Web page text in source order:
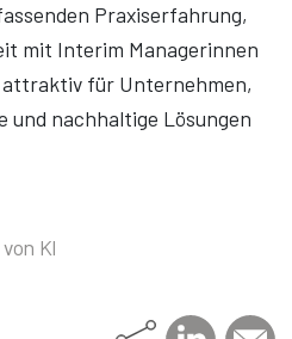
Praxiserfahrung,
mit Interim Managerinnen
attraktiv für Unternehmen,
und nachhaltige Lösungen
KI